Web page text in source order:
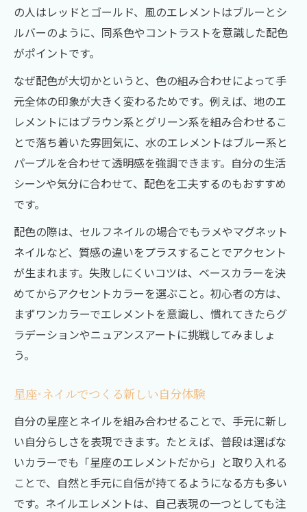
の人はレッドとゴールド、風のエレメントはブルーとシ
ルバーのように、同系色やコントラストを意識した配色
がポイントです。
なぜ配色が大切かというと、色の組み合わせによって手
元全体の印象が大きく変わるためです。例えば、地のエ
レメントにはブラウン系とグリーン系を組み合わせるこ
とで落ち着いた雰囲気に、水のエレメントはブルー系と
パープルを合わせて透明感を強調できます。自分の生活
シーンや気分に合わせて、配色を工夫するのもおすすめ
です。
配色の際は、セルフネイルの場合でもラメやマグネット
ネイルなど、質感の違いをプラスすることでアクセント
が生まれます。失敗しにくいコツは、ベースカラーを決
めてからアクセントカラーを選ぶこと。初心者の方は、
まずワンカラーでエレメントを意識し、慣れてきたらグ
ラデーションやニュアンスアートに挑戦してみましょ
う。
星座×ネイルでつくる新しい自分体験
自分の星座とネイルを組み合わせることで、手元に新し
い自分らしさを表現できます。たとえば、普段は選ばな
いカラーでも「星座のエレメントだから」と取り入れる
ことで、自然と手元に自信が持てるようになる方も多い
です。ネイルエレメントは、自己表現の一つとしても注